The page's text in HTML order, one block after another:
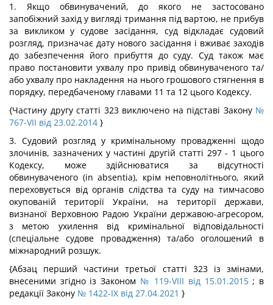
1. Якщо обвинувачений, до якого не застосовано
запобіжний захід у вигляді тримання під вартою, не прибув
за викликом у судове засідання, суд відкладає судовий
розгляд, призначає дату нового засідання і вживає заходів
до забезпечення його прибуття до суду. Суд також має
право постановити ухвалу про привід обвинуваченого та/
або ухвалу про накладення на нього грошового стягнення в
порядку, передбаченому главами 11 та 12 цього Кодексу.
{Частину другу статті 323 виключено на підставі Закону №
767-VII від 23.02.2014 }
3. Судовий розгляд у кримінальному провадженні щодо
злочинів, зазначених у частині другій статті 297 - 1 цього
Кодексу, може здійснюватися за відсутності
обвинуваченого (in absentia), крім неповнолітнього, який
переховується від органів слідства та суду на тимчасово
окупованій території України, на території держави,
визнаної Верховною Радою України державою-агресором,
з метою ухилення від кримінальної відповідальності
(спеціальне судове провадження) та/або оголошений в
міжнародний розшук.
{Абзац перший частини третьої статті 323 із змінами,
внесеними згідно із Законом № 119-VIII від 15.01.2015; в
редакції Закону № 1422-IX від 27.04.2021 }